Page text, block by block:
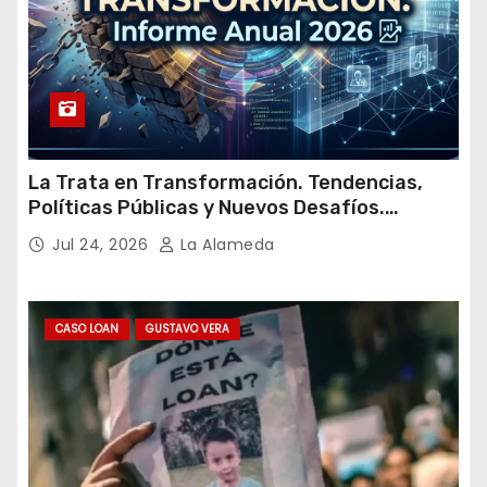
La Trata en Transformación. Tendencias,
Políticas Públicas y Nuevos Desafíos.
Argentina y el Mundo – Julio 2026
Jul 24, 2026 La Alameda
CASO LOAN GUSTAVO VERA